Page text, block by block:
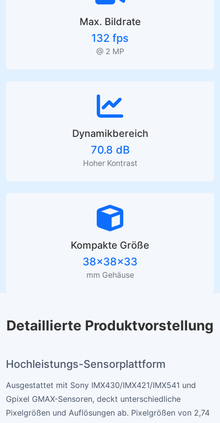
Max. Bildrate
132 fps
@ 2 MP
Dynamikbereich
70.8 dB
Hoher Kontrast
Kompakte Größe
38×38×33
mm Gehäuse
Detaillierte Produktvorstellung
Hochleistungs-Sensorplattform
Ausgestattet mit Sony IMX430/IMX421/IMX541 und
Gpixel GMAX-Sensoren, deckt unterschiedliche
Pixelgrößen und Auflösungen ab. Pixelgrößen von 2,74